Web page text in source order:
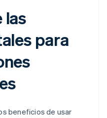
las
para
beneficios de usar